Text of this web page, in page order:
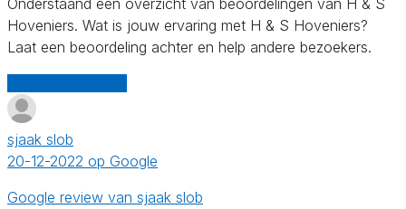
Hoveniers. Wat is jouw ervaring met H & S Hoveniers?
Laat een beoordeling achter en help andere bezoekers.
sjaak slob
20-12-2022 op Google
Google review van sjaak slob